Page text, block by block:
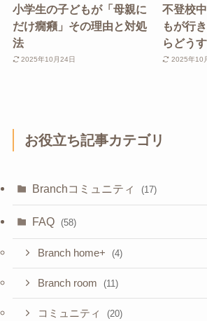
小学生の子どもが「母親に
だけ癇癪」その理由と対処
法
2025年10月24日
不登校
もが行
らどう
2025年10
お役立ち記事カテゴリ
Branchコミュニティ (17)
FAQ (58)
Branch home+ (4)
Branch room (11)
コミュニティ (20)